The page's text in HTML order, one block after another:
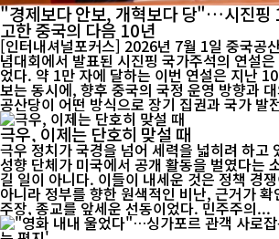
"경제보다 안보, 개혁보다 당"…시진핑
고한 중국의 다음 10년
[인터내셔널포커스] 2026년 7월 1일 중국공
념대회에서 발표된 시진핑 국가주석의 연설
었다. 약 1만 자에 달하는 이번 연설은 지난
보는 동시에, 향후 중국의 국정 운영 방향과
공산당이 어떤 방식으로 장기 집권과 국가 발
극우, 이제는 단호히 맞설 때
극우 정치가 국경을 넘어 세력을 넓히려 하고
성향 단체가 미국에서 공개 활동을 벌였다는
길 일이 아니다. 이들이 내세운 것은 정책 경
아니라 정부를 향한 원색적인 비난, 근거가
주장, 종교를 앞세운 선동이었다. 민주주의...